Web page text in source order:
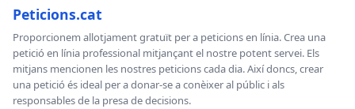
Peticions.cat
Proporcionem allotjament gratuït per a peticions en línia. Crea una
petició en línia professional mitjançant el nostre potent servei. Els
mitjans mencionen les nostres peticions cada dia. Així doncs, crear
una petició és ideal per a donar-se a conèixer al públic i als
responsables de la presa de decisions.